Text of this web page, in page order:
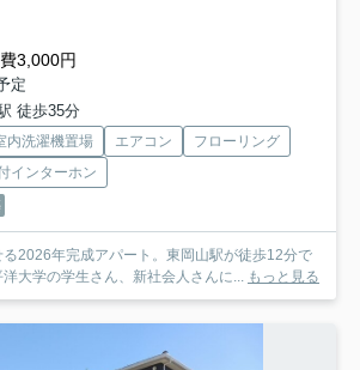
3,000円
定
徒歩35分
内洗濯機置場 エアコン
フローリング
インターホン
2026年完成アパート。東岡山駅が徒歩12分で
大学の学生さん、新社会人さんに... もっと見る